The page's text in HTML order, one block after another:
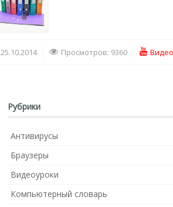
25.10.2014 Просмотров: 9360
Рубрики
Антивирусы
Браузеры
Видеоуроки
Компьютерный словарь